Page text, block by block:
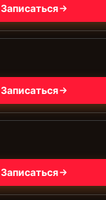
Записаться
Записаться
Записаться